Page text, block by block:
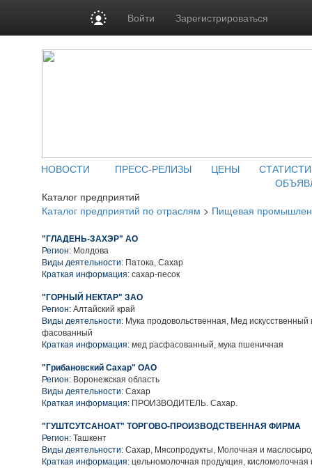
Войти Зарегистрироваться
НОВОСТИ ПРЕСС-РЕЛИЗЫ ЦЕНЫ
Каталог предприятий
Каталог предприятий по отраслям > Пищевая
"ГЛАДЕНЬ-ЗАХЭР" АО
Регион: Молдова
Виды деятельности: Патока, Сахар
Краткая информация: сахар-песок
"ГОРНЫЙ НЕКТАР" ЗАО
Регион: Алтайский край
Виды деятельности: Мука продовольственная, Мед
фасованный
Краткая информация: мед расфасованный, мука пшеничная
"Грибановский Сахар" ОАО
Регион: Воронежская область
Виды деятельности: Сахар
Краткая информация: ПРОИЗВОДИТЕЛЬ. Сахар.
"ГУШТСУТСАНОАТ" ТОРГОВО-ПРОИЗВОДСТВЕННАЯ ФИРМА
Регион: Ташкент
Виды деятельности: Сахар, Мясопродукты, Молочная и
Краткая информация: цельномолочная продукция, кисломолочная